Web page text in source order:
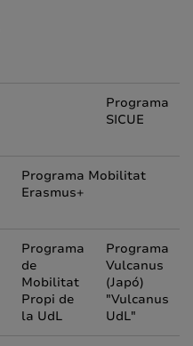
Programa
SICUE
Programa Mobilitat
Erasmus+
Programa
de
Mobilitat
Propi de
la UdL
Programa
Vulcanus
(Japó)
"Vulcanus
UdL"